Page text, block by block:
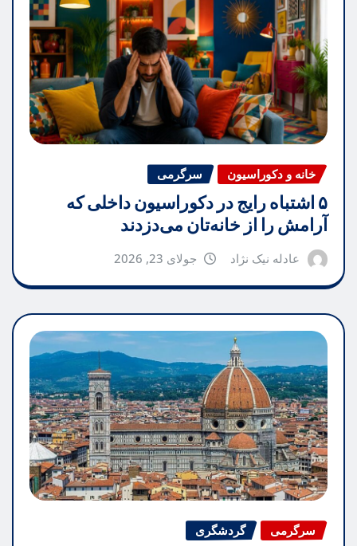
خانه و دکوراسیون سرگرمی
۵ اشتباه رایج در دکوراسیون داخلی که
آرامش را از خانه‌تان می‌دزدند
عادله نیک نژاد جولای 23, 2026
سرگرمی گردشگری